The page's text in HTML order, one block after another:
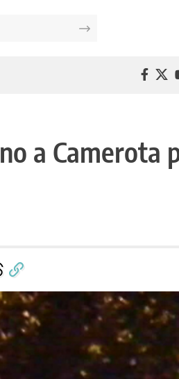
a Camerota